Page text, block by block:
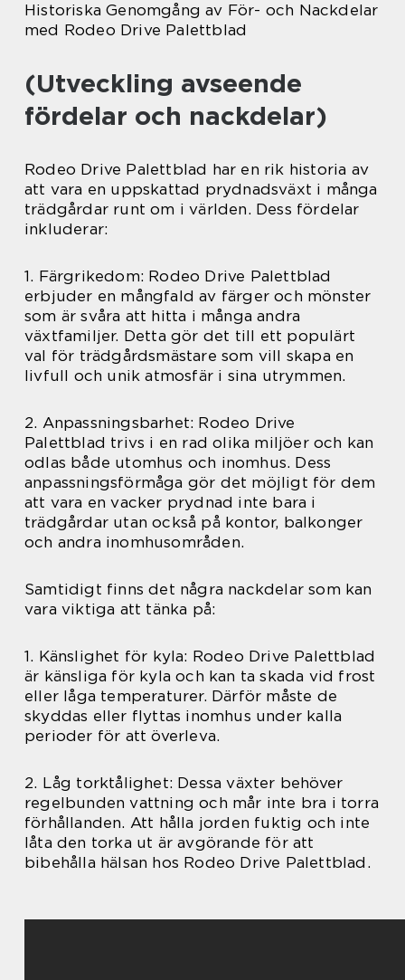
Historiska Genomgång av För- och Nackdelar
med Rodeo Drive Palettblad
(Utveckling avseende
fördelar och nackdelar)
Rodeo Drive Palettblad har en rik historia av
att vara en uppskattad prydnadsväxt i många
trädgårdar runt om i världen. Dess fördelar
inkluderar:
1. Färgrikedom: Rodeo Drive Palettblad
erbjuder en mångfald av färger och mönster
som är svåra att hitta i många andra
växtfamiljer. Detta gör det till ett populärt
val för trädgårdsmästare som vill skapa en
livfull och unik atmosfär i sina utrymmen.
2. Anpassningsbarhet: Rodeo Drive
Palettblad trivs i en rad olika miljöer och kan
odlas både utomhus och inomhus. Dess
anpassningsförmåga gör det möjligt för dem
att vara en vacker prydnad inte bara i
trädgårdar utan också på kontor, balkonger
och andra inomhusområden.
Samtidigt finns det några nackdelar som kan
vara viktiga att tänka på:
1. Känslighet för kyla: Rodeo Drive Palettblad
är känsliga för kyla och kan ta skada vid frost
eller låga temperaturer. Därför måste de
skyddas eller flyttas inomhus under kalla
perioder för att överleva.
2. Låg torktålighet: Dessa växter behöver
regelbunden vattning och mår inte bra i torra
förhållanden. Att hålla jorden fuktig och inte
låta den torka ut är avgörande för att
bibehålla hälsan hos Rodeo Drive Palettblad.